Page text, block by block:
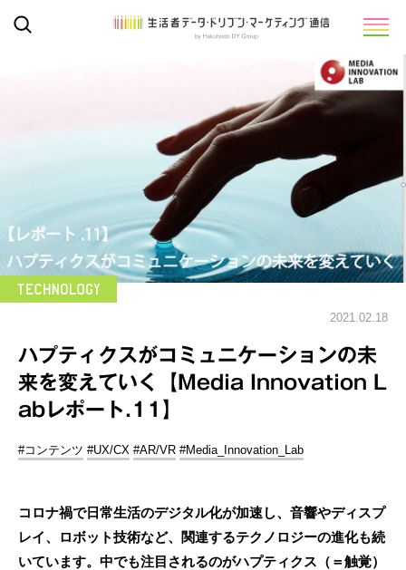
2021.02.18
ハプティクスがコミュニケーションの未
来を変えていく【Media Innovation L
abレポート.11】
#コンテンツ #UX/CX #AR/VR #Media_Innovation_Lab
コロナ禍で日常生活のデジタル化が加速し、音響やディスプ
レイ、ロボット技術など、関連するテクノロジーの進化も続
いています。中でも注目されるのがハプティクス（＝触覚）